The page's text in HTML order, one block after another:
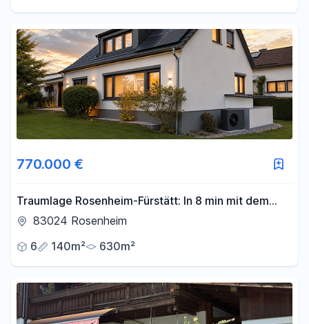
770.000 €
Traumlage Rosenheim-Fürstätt: In 8 min mit dem
Radl zum Bahnhof
83024 Rosenheim
6
140m² 630m²